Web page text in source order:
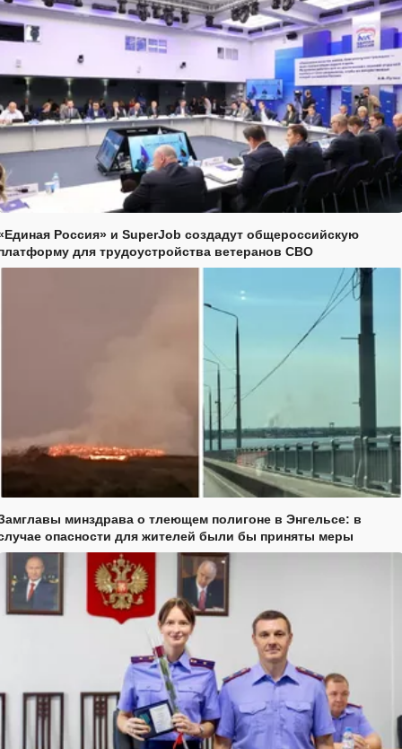
Россия» и SuperJob создадут общероссийскую
для трудоустройства ветеранов СВО
минздрава о тлеющем полигоне в Энгельсе: в
опасности для жителей были бы приняты меры